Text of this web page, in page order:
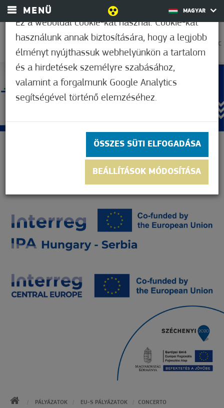
MENÜ MAGYAR
37,2°C
KEZDŐOLDAL
PÁLYÁZATOK EU-S PÁLYÁZATOK CONCERTO
Ez a weboldal cookie-kat használ. Cookie-kat
használunk annak biztosítására, hogy a legjobb
élményt nyújthassuk webhelyünkön a tartalom
és a hirdetések személyre szabásához,
valamint a forgalmunk Google Analytics
segítségével történő elemzéséhez.
ÖSSZES SÜTI ELFOGADÁSA
BEÁLLÍTÁSOK MÓDOSÍTÁSA